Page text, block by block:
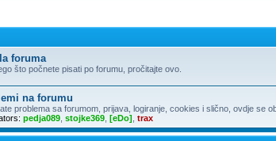
foruma
što počnete pisati po forumu, pročitajte ovo.
na forumu
problema sa forumom, prijava, logiranje, cookies i slično, ovdje se
pedja089 stojke369 [eDo] trax